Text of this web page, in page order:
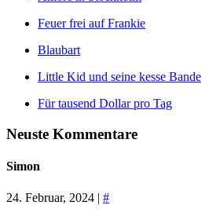
Feuer frei auf Frankie
Blaubart
Little Kid und seine kesse Bande
Für tausend Dollar pro Tag
Neuste Kommentare
Simon
24. Februar, 2024 | #